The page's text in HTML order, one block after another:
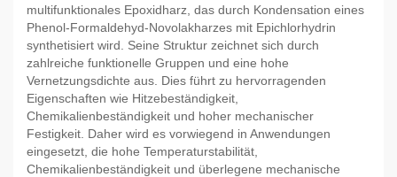
multifunktionales Epoxidharz, das durch Kondensation eines
Phenol-Formaldehyd-Novolakharzes mit Epichlorhydrin
synthetisiert wird. Seine Struktur zeichnet sich durch
zahlreiche funktionelle Gruppen und eine hohe
Vernetzungsdichte aus. Dies führt zu hervorragenden
Eigenschaften wie Hitzebeständigkeit,
Chemikalienbeständigkeit und hoher mechanischer
Festigkeit. Daher wird es vorwiegend in Anwendungen
eingesetzt, die hohe Temperaturstabilität,
Chemikalienbeständigkeit und überlegene mechanische